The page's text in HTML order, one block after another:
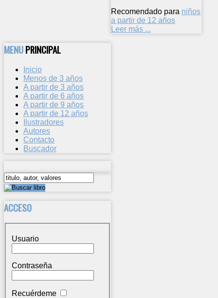
Recomendado para niños
a partir de 12 años
Leer más ...
MENUPRINCIPAL
Inicio
Menos de 3 años
A partir de 3 años
A partir de 6 años
A partir de 9 años
A partir de 12 años
Ilustradores
Autores
Contacto
Buscador
ACCESO
Usuario
Contraseña
Recuérdeme